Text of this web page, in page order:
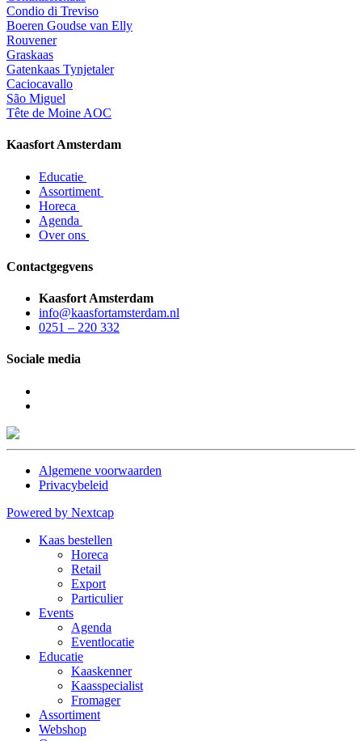
Condio di Treviso
Boeren Goudse van Elly
Rouvener
Graskaas
Gatenkaas Tynjetaler
Caciocavallo
São Miguel
Tête de Moine AOC
Kaasfort Amsterdam
Educatie
Assortiment
Horeca
Agenda
Over ons
Contactgegvens
Kaasfort Amsterdam
info@kaasfortamsterdam.nl
0251 – 220 332
Sociale media
Algemene voorwaarden
Privacybeleid
Powered by Nextcap
Kaas bestellen
Horeca
Retail
Export
Particulier
Events
Agenda
Eventlocatie
Educatie
Kaaskenner
Kaasspecialist
Fromager
Assortiment
Webshop